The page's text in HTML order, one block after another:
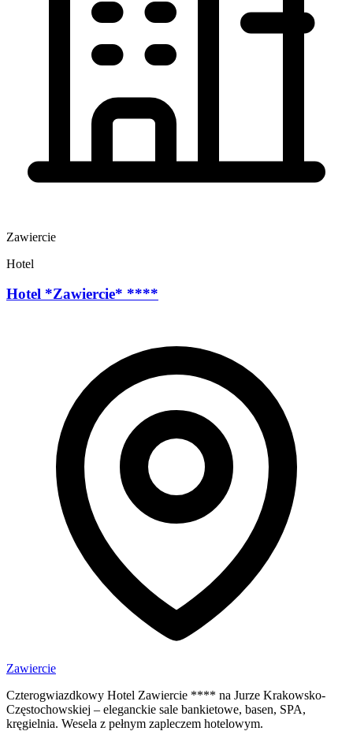
Zawiercie
Hotel
Hotel *Zawiercie* ****
Zawiercie
Czterogwiazdkowy Hotel Zawiercie **** na Jurze Krakowsko-
Częstochowskiej – eleganckie sale bankietowe, basen, SPA,
kręgielnia. Wesela z pełnym zapleczem hotelowym.